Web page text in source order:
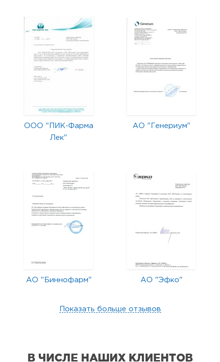
ООО "ПИК-Фарма
Лек"
АО "Генериум"
АО "Биннофарм" АО "Эфко"
Показать больше отзывов
В ЧИСЛЕ НАШИХ КЛИЕНТОВ